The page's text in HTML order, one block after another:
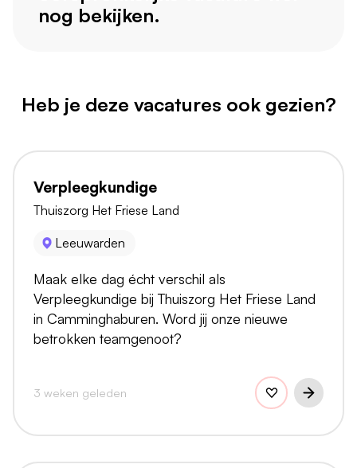
nog bekijken.
Heb je deze vacatures ook gezien?
Verpleegkundige
Thuiszorg Het Friese Land
Leeuwarden
Maak elke dag écht verschil als
Verpleegkundige bij Thuiszorg Het Friese Land
in Camminghaburen. Word jij onze nieuwe
betrokken teamgenoot?
3 weken geleden